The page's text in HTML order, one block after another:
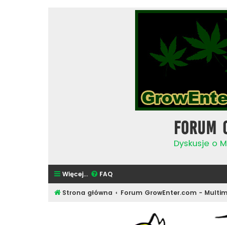
Forum
Dyskusje o
Więcej… FAQ
Strona główna Forum GrowEnter.com -